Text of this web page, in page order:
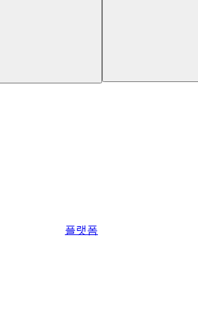
플랫폼